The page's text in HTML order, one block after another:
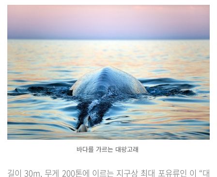
바다를 가르는 대왕고래
길이 30m, 무게 200톤에 이르는 지구상 최대 포유류인 이 “대